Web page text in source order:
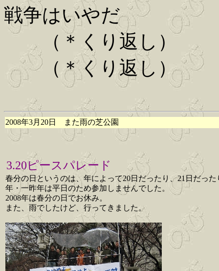
戦争はいやだ
（＊くり返し）
（＊くり返し）
2008年3月20日 また雨の芝公園
3.20ピースパレード
春分の日というのは、年によって20日だったり、21日だっ
年・一昨年は平日のため参加しませんでした。
2008年は春分の日でお休み。
また、雨でしたけど、行ってきました。